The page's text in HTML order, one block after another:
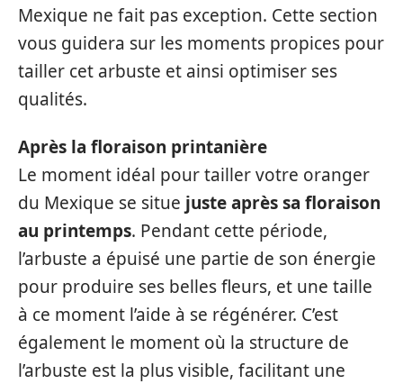
Mexique ne fait pas exception. Cette section
vous guidera sur les moments propices pour
tailler cet arbuste et ainsi optimiser ses
qualités.
Après la floraison printanière
Le moment idéal pour tailler votre oranger
du Mexique se situe juste après sa floraison
au printemps. Pendant cette période,
l’arbuste a épuisé une partie de son énergie
pour produire ses belles fleurs, et une taille
à ce moment l’aide à se régénérer. C’est
également le moment où la structure de
l’arbuste est la plus visible, facilitant une